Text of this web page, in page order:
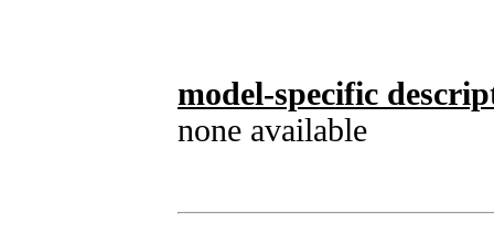
model-specific
none available